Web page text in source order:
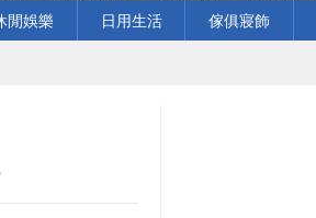
閒娛樂
日用生活 傢俱寢飾